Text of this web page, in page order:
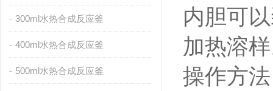
300ml水热合成反应釜
400ml水热合成反应釜
500ml水热合成反应釜
内胆可
加热溶
操作方